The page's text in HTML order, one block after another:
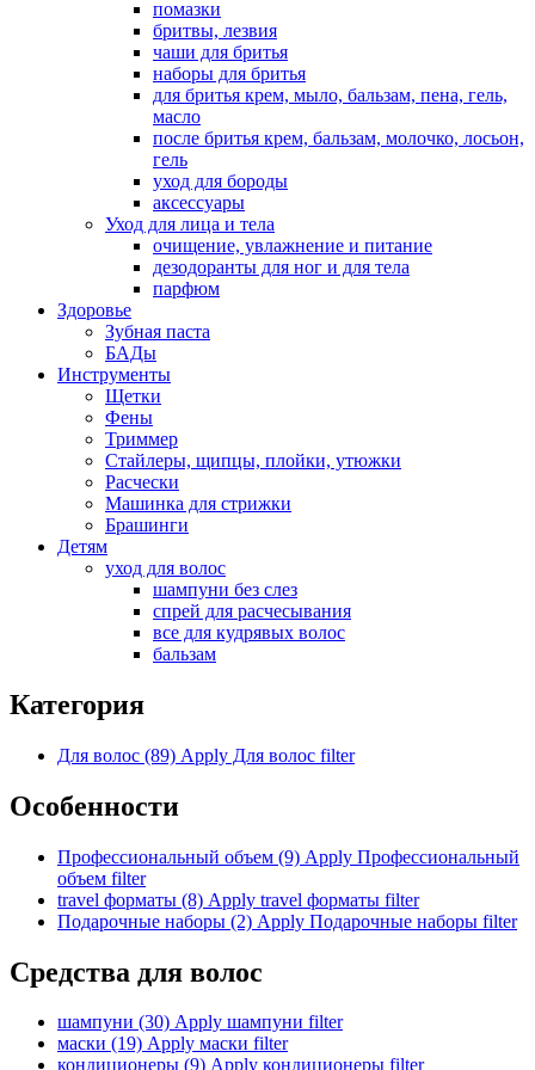
помазки
бритвы, лезвия
чаши для бритья
наборы для бритья
для бритья крем, мыло, бальзам, пена, гель,
масло
после бритья крем, бальзам, молочко, лосьон,
гель
уход для бороды
аксессуары
Уход для лица и тела
очищение, увлажнение и питание
дезодоранты для ног и для тела
парфюм
Здоровье
Зубная паста
БАДы
Инструменты
Щетки
Фены
Триммер
Стайлеры, щипцы, плойки, утюжки
Расчески
Машинка для стрижки
Брашинги
Детям
уход для волос
шампуни без слез
спрей для расчесывания
все для кудрявых волос
бальзам
Категория
Для волос (89) Apply Для волос filter
Особенности
Профессиональный объем (9) Apply Профессиональный
объем filter
travel форматы (8) Apply travel форматы filter
Подарочные наборы (2) Apply Подарочные наборы filter
Средства для волос
шампуни (30) Apply шампуни filter
маски (19) Apply маски filter
кондиционеры (9) Apply кондиционеры filter